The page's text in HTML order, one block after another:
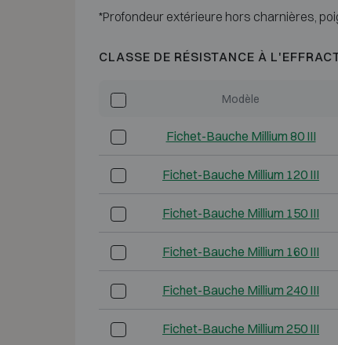
*Profondeur extérieure hors charnières,
CLASSE DE RÉSISTANCE À
Modèle
Fichet-Bauche Millium 80 III
Fichet-Bauche Millium 120 III
Fichet-Bauche Millium 150 III
Fichet-Bauche Millium 160 III
Fichet-Bauche Millium 240 III
Fichet-Bauche Millium 250 III